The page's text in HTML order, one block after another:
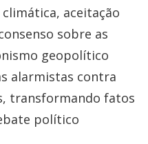
aceitação
sobre as
geopolítico
alarmistas contra
transformando fatos
político